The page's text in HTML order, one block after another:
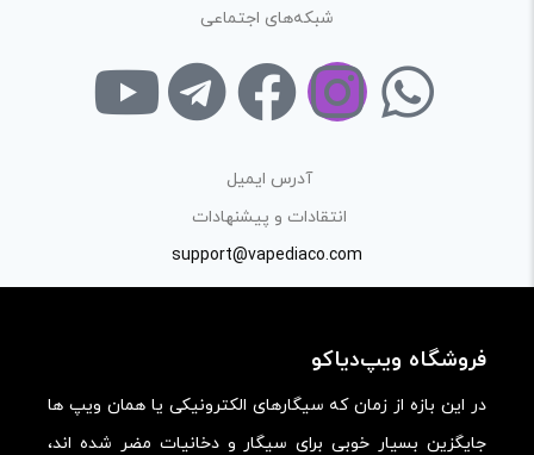
فرآیند خرید یک محصول توسط ایشان است.
با توجه به ساختار بخش نظرات، از پرسیدن سوال یا درخواست
راهنمایی در این بخش خودداری کرده و سوالات خود را در بخش
شبکه‌های اجتماعی
آدرس ایمیل
انتقادات و پیشنهادات
support@vapediaco.com
فروشگاه ویپ‌دیاکو
در این بازه از زمان که سیگارهای الکترونیکی یا همان ویپ ها
جایگزین بسیار خوبی برای سیگار و دخانیات مضر شده اند،